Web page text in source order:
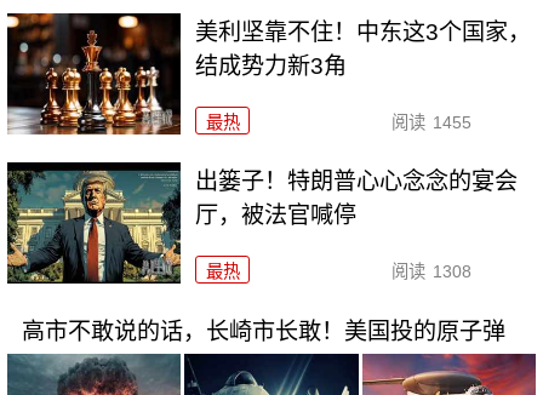
美利坚靠不住！中东这3个国家，
结成势力新3角
最热 阅读 1455
出篓子！特朗普心心念念的宴会
厅，被法官喊停
最热 阅读 1308
高市不敢说的话，长崎市长敢！美国投的原子弹